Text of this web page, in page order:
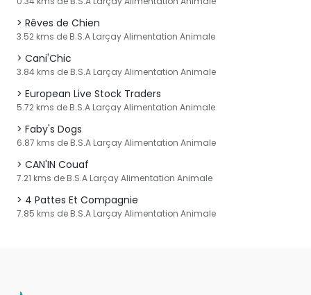
Rêves de Chien
3.52 kms de B.S.A Larçay Alimentation Animale
Cani'Chic
3.84 kms de B.S.A Larçay Alimentation Animale
European Live Stock Traders
5.72 kms de B.S.A Larçay Alimentation Animale
Faby's Dogs
6.87 kms de B.S.A Larçay Alimentation Animale
CAN'IN Couaf
7.21 kms de B.S.A Larçay Alimentation Animale
4 Pattes Et Compagnie
7.85 kms de B.S.A Larçay Alimentation Animale